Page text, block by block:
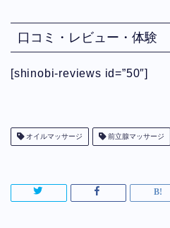
口コミ・レビュー・体験
[shinobi-reviews id=”50″]
オイルマッサージ 前立腺マッサージ